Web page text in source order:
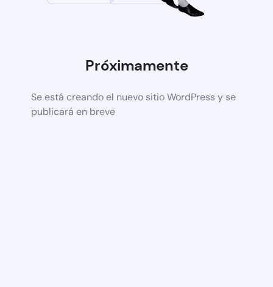
Próximamente
Se está creando el nuevo sitio WordPress y se
publicará en breve